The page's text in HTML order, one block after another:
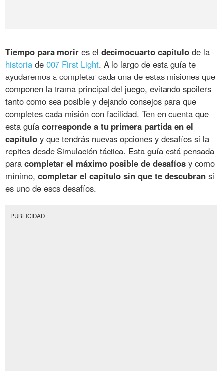
Tiempo para morir es eldecimocuarto capítulo de la
historia de007 First Light. A lo largo de esta guía te
ayudaremos a completar cada una de estas misiones que
componen la trama principal del juego, evitando spoilers
tanto como sea posible y dejando consejos para que
completes cada misión con facilidad. Ten en cuenta que
esta guíacorresponde a tu primera partida en el
capítulo y que tendrás nuevas opciones y desafíos si la
repites desde Simulación táctica. Esta guía está pensada
paracompletar el máximo posible de desafíos y como
mínimo,completar el capítulo sin que te descubran si
es uno de esos desafíos.
PUBLICIDAD